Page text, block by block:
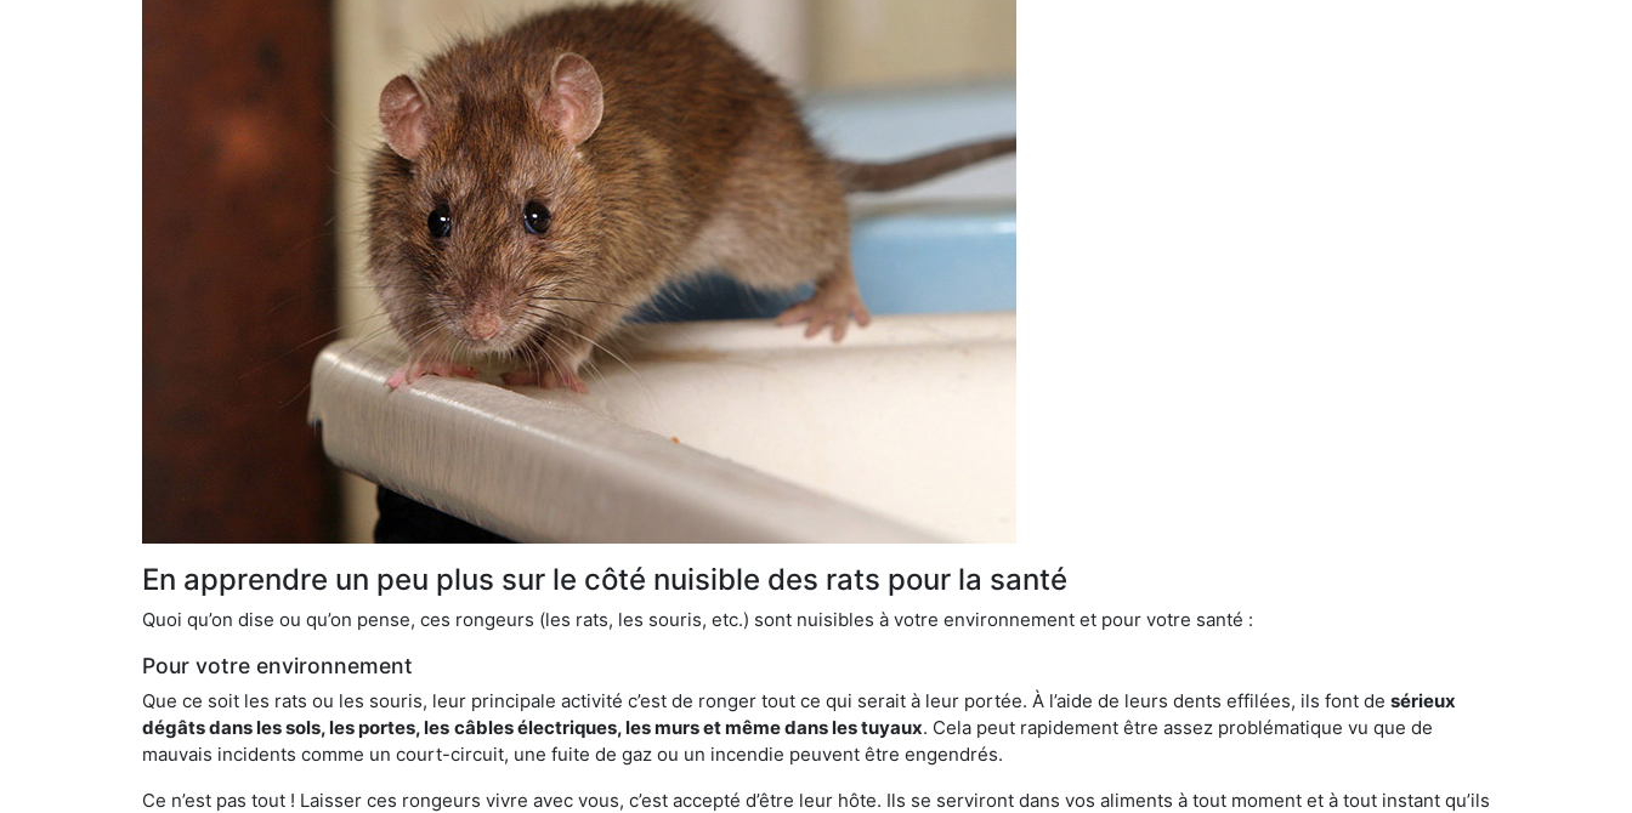
En apprendre un peu plus sur le côté nuisible des rats pour la santé
Quoi qu’on dise ou qu’on pense, ces rongeurs (les rats, les souris, etc.) sont nuisibles à votre environnement et pour votre santé :
Pour votre environnement
Que ce soit les rats ou les souris, leur principale activité c’est de ronger tout ce qui serait à leur portée. À l’aide de leurs dents effilées, ils font de sérieux
dégâts dans les sols, les portes, les câbles électriques, les murs et même dans les tuyaux. Cela peut rapidement être assez problématique vu que de
mauvais incidents comme un court-circuit, une fuite de gaz ou un incendie peuvent être engendrés.
Ce n’est pas tout ! Laisser ces rongeurs vivre avec vous, c’est accepté d’être leur hôte. Ils se serviront dans vos aliments à tout moment et à tout instant qu’ils